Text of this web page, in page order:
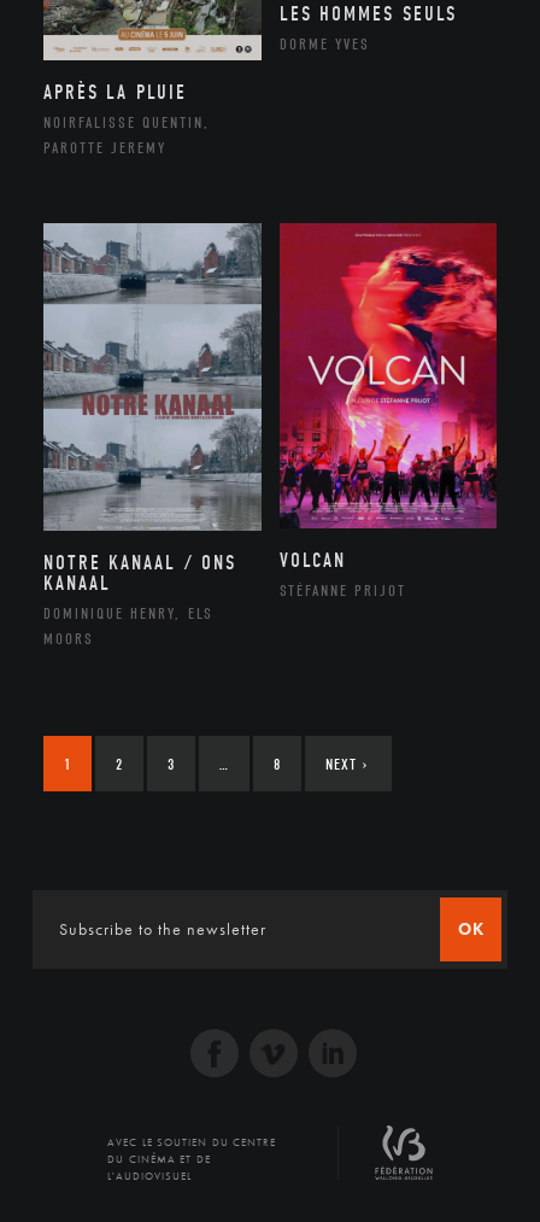
APRÈS LA PLUIE
NOIRFALISSE QUENTIN,
PAROTTE JEREMY
LES HOMMES SEULS
DORME YVES
NOTRE KANAAL / ONS
KANAAL
DOMINIQUE HENRY, ELS
MOORS
VOLCAN
STÉFANNE PRIJOT
1 2 3 8 NEXT ›
OK
AVEC LE SOUTIEN DU CENTRE
DU CINÉMA ET DE
L'AUDIOVISUEL